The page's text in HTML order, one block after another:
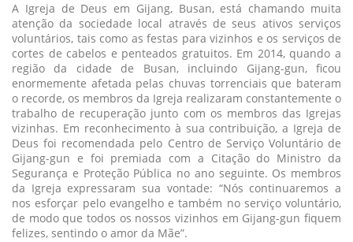
A Igreja de Deus em Gijang, Busan, está chamando muita
atenção da sociedade local através de seus ativos serviços
voluntários, tais como as festas para vizinhos e os serviços de
cortes de cabelos e penteados gratuitos. Em 2014, quando a
região da cidade de Busan, incluindo Gijang-gun, ficou
enormemente afetada pelas chuvas torrenciais que bateram
o recorde, os membros da Igreja realizaram constantemente o
trabalho de recuperação junto com os membros das Igrejas
vizinhas. Em reconhecimento à sua contribuição, a Igreja de
Deus foi recomendada pelo Centro de Serviço Voluntário de
Gijang-gun e foi premiada com a Citação do Ministro da
Segurança e Proteção Pública no ano seguinte. Os membros
da Igreja expressaram sua vontade: “Nós continuaremos a
nos esforçar pelo evangelho e também no serviço voluntário,
de modo que todos os nossos vizinhos em Gijang-gun fiquem
felizes, sentindo o amor da Mãe”.